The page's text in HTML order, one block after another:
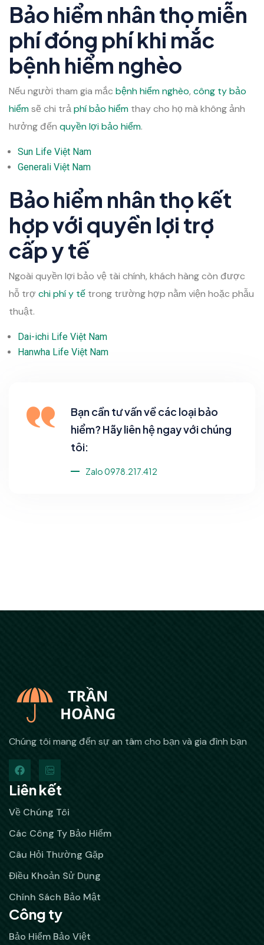
Bảo hiểm nhân thọ miễn
phí đóng phí khi mắc
bệnh hiểm nghèo
Nếu người tham gia mắc bệnh hiểm nghèo, công ty bảo
hiểmsẽ chi trảphí bảo hiểm thay cho họ mà không ảnh
hưởng đến quyền lợi bảo hiểm.
Sun Life Việt Nam
Generali Việt Nam
Bảo hiểm nhân thọ kết
hợp với quyền lợi trợ
cấp y tế
Ngoài quyền lợi bảo vệ tài chính, khách hàng còn được
hỗ trợ chi phí y tế trong trường hợp nằm viện hoặc phẫu
thuật.
Dai-ichi Life Việt Nam
Hanwha Life Việt Nam
Bạn cần tư vấn về các loại bảo
hiểm? Hãy liên hệ ngay với chúng
tôi:
Zalo 0978.217.412
Chúng tôi mang đến sự an tâm cho bạn và gia đình bạn
Liên kết
Về Chúng Tôi
Các Công Ty Bảo Hiểm
Câu Hỏi Thường Gặp
Điều Khoản Sử Dụng
Chính Sách Bảo Mật
Công ty
Bảo Hiểm Bảo Việt